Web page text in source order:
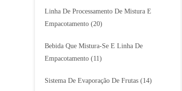
Linha De Processamento De Mistura E
Empacotamento (20)
Bebida Que Mistura-Se E Linha De
Empacotamento (11)
Sistema De Evaporação De Frutas (14)